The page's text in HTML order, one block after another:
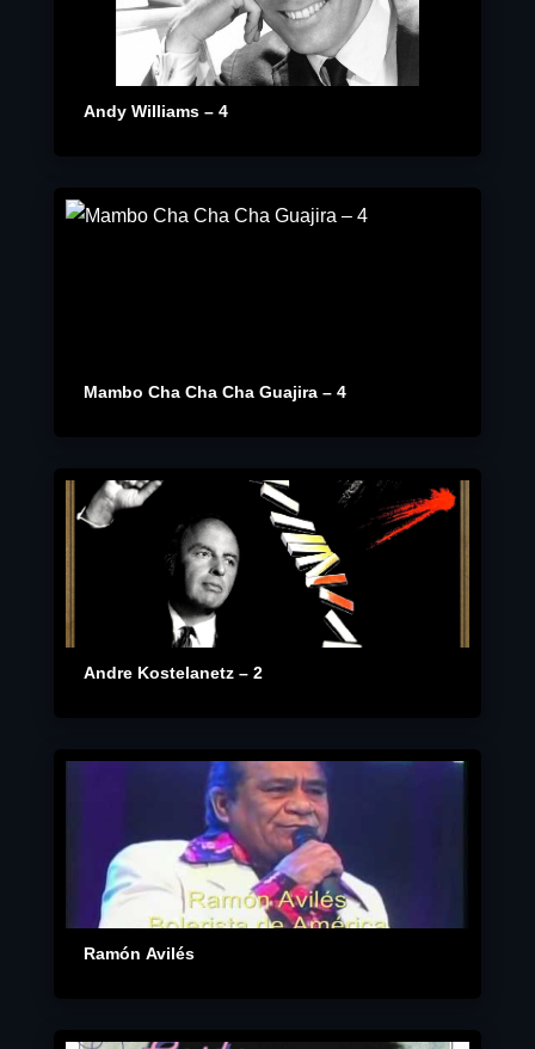
Andy Williams – 4
Mambo Cha Cha Cha Guajira – 4
Andre Kostelanetz – 2
Ramón Avilés